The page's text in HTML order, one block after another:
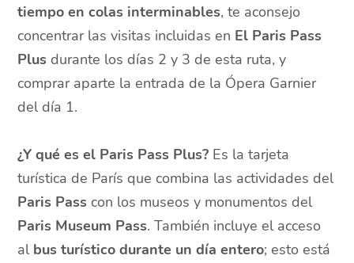
tiempo en colas interminables, te aconsejo
concentrar las visitas incluidas en El Paris Pass
Plus durante los días 2 y 3 de esta ruta, y
comprar aparte la entrada de la Ópera Garnier
del día 1.
¿Y qué es el Paris Pass Plus? Es la tarjeta
turística de París que combina las actividades del
Paris Pass con los museos y monumentos del
Paris Museum Pass. También incluye el acceso
al bus turístico durante un día entero; esto está